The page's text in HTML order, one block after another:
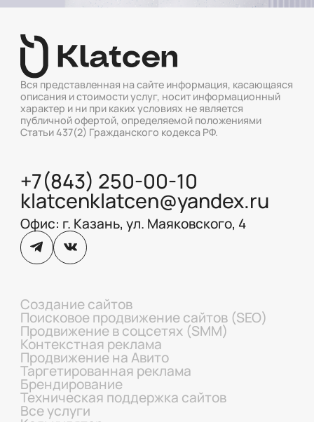
Вся представленная на сайте информация, касающаяся
описания и стоимости услуг, носит информационный
характер и ни при каких условиях не является
публичной офертой, определяемой положениями
Статьи 437(2) Гражданского кодекса РФ.
+7(843) 250-00-10
klatcenklatcen@yandex.ru
Офис: г. Казань, ул. Маяковского, 4
Создание сайтов
Поисковое продвижение сайтов (SEO)
Продвижение в соцсетях (SMM)
Контекстная реклама
Продвижение на Авито
Таргетированная реклама
Брендирование
Техническая поддержка сайтов
Все услуги